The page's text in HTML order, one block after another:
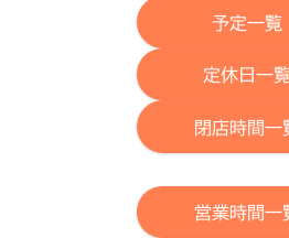
予定一覧
定休日一
閉店時間一
営業時間一